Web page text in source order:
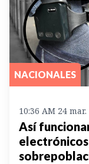
NACIONALES
10:36 AM 24 mar.
Así